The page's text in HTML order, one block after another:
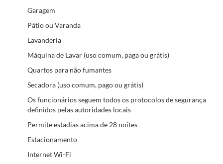
Garagem
Pátio ou Varanda
Lavanderia
Máquina de Lavar (uso comum, paga ou grátis)
Quartos para não fumantes
Secadora (uso comum, pago ou grátis)
Os funcionários seguem todos os protocolos de segurança
definidos pelas autoridades locais
Permite estadias acima de 28 noites
Estacionamento
Internet Wi-Fi